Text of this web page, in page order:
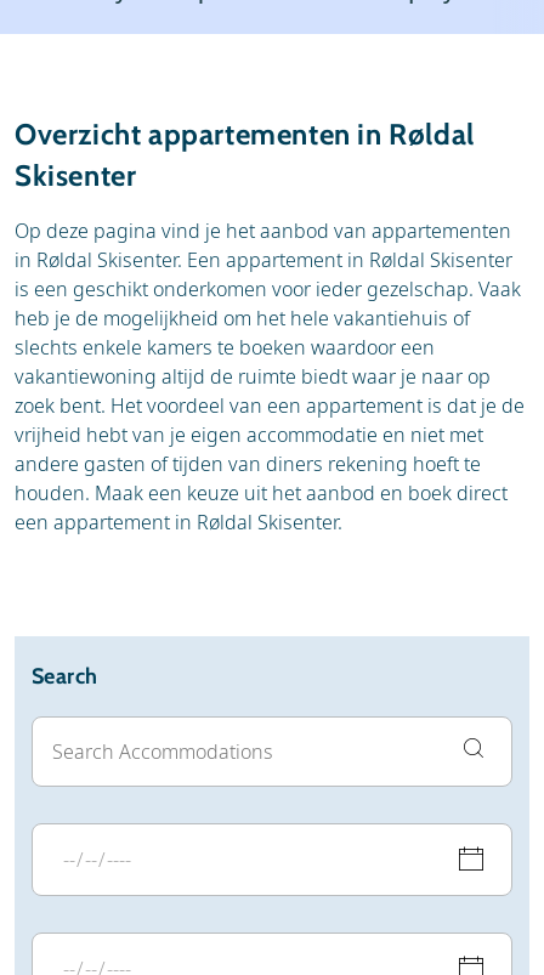
Weather & snow
Ski hire
Overzicht appartementen in Røldal
Skisenter
Op deze pagina vind je het aanbod van appartementen
in Røldal Skisenter. Een appartement in Røldal Skisenter
is een geschikt onderkomen voor ieder gezelschap. Vaak
heb je de mogelijkheid om het hele vakantiehuis of
slechts enkele kamers te boeken waardoor een
vakantiewoning altijd de ruimte biedt waar je naar op
zoek bent. Het voordeel van een appartement is dat je de
vrijheid hebt van je eigen accommodatie en niet met
andere gasten of tijden van diners rekening hoeft te
houden. Maak een keuze uit het aanbod en boek direct
een appartement in Røldal Skisenter.
Search